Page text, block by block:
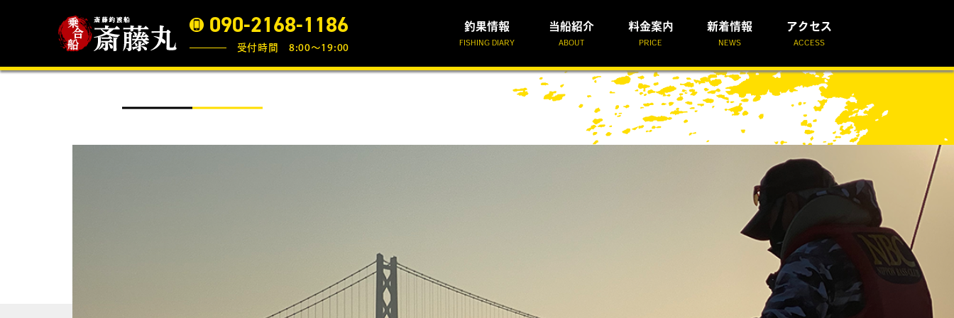
090-2168-1186
受付時間 8:00〜19:00
釣果情報
FISHING DIARY
当船紹介
ABOUT
料金案内
PRICE
新着情報
NEWS
アクセス
ACCESS